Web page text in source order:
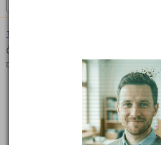
Tlumočnictví českého znakového
Čeština
Denní